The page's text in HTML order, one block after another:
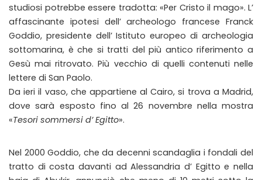
studiosi potrebbe essere tradotta: «Per Cristo il mago». L’
affascinante ipotesi dell’ archeologo francese Franck
Goddio, presidente dell’ Istituto europeo di archeologia
sottomarina, è che si tratti del più antico riferimento a
Gesù mai ritrovato. Più vecchio di quelli contenuti nelle
lettere di San Paolo.
Da ieri il vaso, che appartiene al Cairo, si trova a Madrid,
dove sarà esposto fino al 26 novembre nella mostra
«Tesori sommersi d’ Egitto».
Nel 2000 Goddio, che da decenni scandaglia i fondali del
tratto di costa davanti ad Alessandria d’ Egitto e nella